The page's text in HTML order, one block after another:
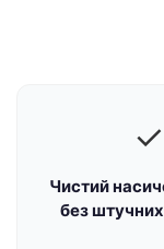
✓
Чистий
без